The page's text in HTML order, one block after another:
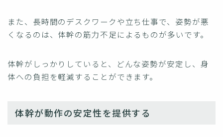
また、長時間のデスクワークや立ち仕事で、姿勢が悪
くなるのは、体幹の筋力不足によるものが多いです。
体幹がしっかりしていると、どんな姿勢が安定し、身
体への負担を軽減することができます。
体幹が動作の安定性を提供する